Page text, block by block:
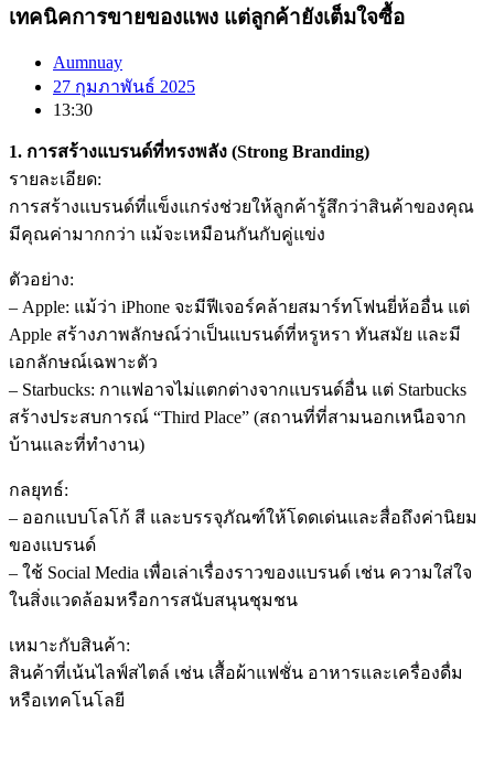
เทคนิคการขายของแพง แต่ลูกค้ายังเต็มใจซื้อ
Aumnuay
27 กุมภาพันธ์ 2025
13:30
1. การสร้างแบรนด์ที่ทรงพลัง (Strong Branding)
รายละเอียด:
การสร้างแบรนด์ที่แข็งแกร่งช่วยให้ลูกค้ารู้สึกว่าสินค้าของคุณ
มีคุณค่ามากกว่า แม้จะเหมือนกันกับคู่แข่ง
ตัวอย่าง:
– Apple: แม้ว่า iPhone จะมีฟีเจอร์คล้ายสมาร์ทโฟนยี่ห้ออื่น แต่
Apple สร้างภาพลักษณ์ว่าเป็นแบรนด์ที่หรูหรา ทันสมัย และมี
เอกลักษณ์เฉพาะตัว
– Starbucks: กาแฟอาจไม่แตกต่างจากแบรนด์อื่น แต่ Starbucks
สร้างประสบการณ์ “Third Place” (สถานที่ที่สามนอกเหนือจาก
บ้านและที่ทำงาน)
กลยุทธ์:
– ออกแบบโลโก้ สี และบรรจุภัณฑ์ให้โดดเด่นและสื่อถึงค่านิยม
ของแบรนด์
– ใช้ Social Media เพื่อเล่าเรื่องราวของแบรนด์ เช่น ความใส่ใจ
ในสิ่งแวดล้อมหรือการสนับสนุนชุมชน
เหมาะกับสินค้า:
สินค้าที่เน้นไลฟ์สไตล์ เช่น เสื้อผ้าแฟชั่น อาหารและเครื่องดื่ม
หรือเทคโนโลยี